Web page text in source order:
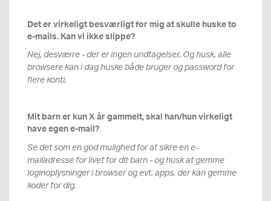
Det er virkeligt besværligt for mig at skulle huske to
e-mails. Kan vi ikke slippe?
Nej, desværre - der er ingen undtagelser. Og husk, alle
browsere kan i dag huske både bruger og password for
flere konti.
Mit barn er kun X år gammelt, skal han/hun virkeligt
have egen e-mail?
Se det som en god mulighed for at sikre en e-
mailadresse for livet for dit barn - og husk at gemme
loginoplysninger i browser og evt. apps, der kan gemme
koder for dig.